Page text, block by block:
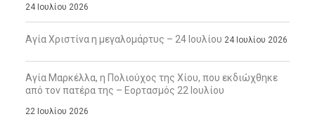
24 Ιουλίου 2026
Αγία Χριστίνα η μεγαλομάρτυς – 24 Ιουλίου 24 Ιουλίου 2026
Αγία Μαρκέλλα, η Πολιούχος της Χίου, που εκδιώχθηκε
από τον πατέρα της – Εορτασμός 22 Ιουλίου
22 Ιουλίου 2026